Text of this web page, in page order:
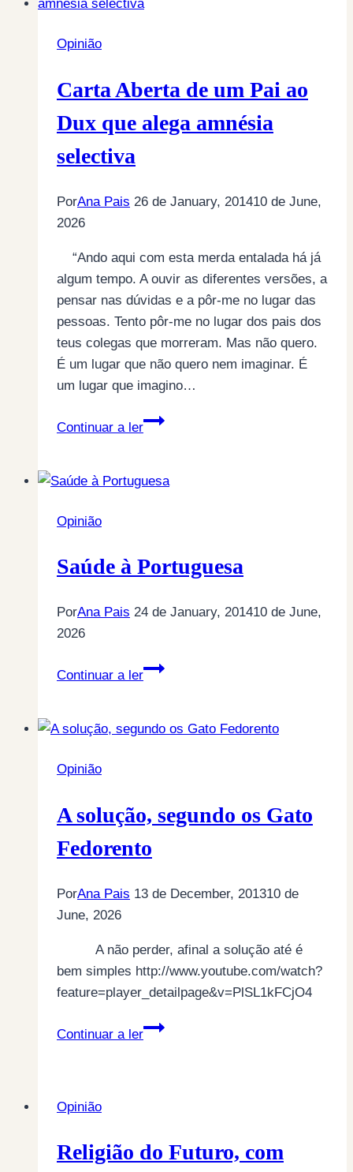
Opinião
Carta Aberta de um Pai ao
Dux que alega amnésia
selectiva
PorAna Pais 26 de January, 201410 de June,
2026
“Ando aqui com esta merda entalada há já
algum tempo. A ouvir as diferentes versões, a
pensar nas dúvidas e a pôr-me no lugar das
pessoas. Tento pôr-me no lugar dos pais dos
teus colegas que morreram. Mas não quero.
É um lugar que não quero nem imaginar. É
um lugar que imagino…
Continuar a ler
Carta
um
que
amnésia
Opinião
Saúde à Portuguesa
PorAna Pais 24 de January, 201410 de June,
2026
Continuar a ler
Saúde
Opinião
A solução, segundo os Gato
Fedorento
PorAna Pais 13 de December, 201310 de
June, 2026
A não perder, afinal a solução até é
bem simples http://www.youtube.com/watch?
feature=player_detailpage&v=PlSL1kFCjO4
Continuar a ler
A
Opinião
Religião do Futuro, com